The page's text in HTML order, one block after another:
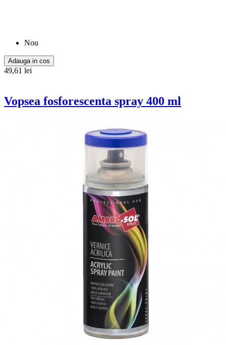
Nou
Adauga in cos
49,61 lei
Vopsea fosforescenta spray 400 ml